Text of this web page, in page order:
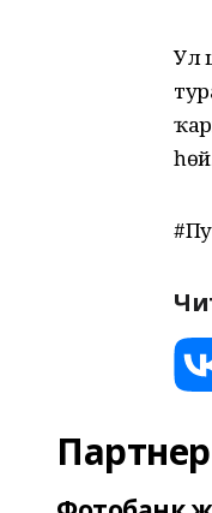
Ул